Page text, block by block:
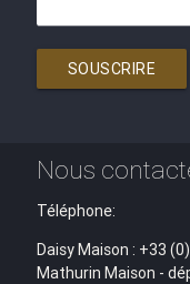
SOUSCRIRE
Nous
Téléphone:
Daisy Maison : +33
Mathurin Maison -